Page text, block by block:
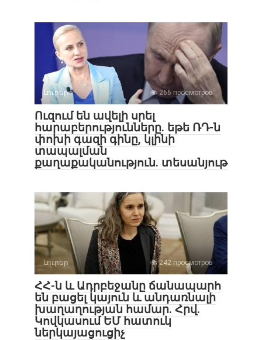
Լուրեր 266 просмотров
Ուզում են ավելի սրել
հարաբերությունները. եթե ՌԴ-ն
փոխի գազի գինը, կլինի
տապալման
քաղաքականություն. տեսանյութ
Լուրեր 242 просмотров
ՀՀ-ն և Ադրբեջանը ճանապարհ
են բացել կայուն և անդառնալի
խաղաղության համար. Հրվ.
Կովկասում ԵՄ հատուկ
ներկայացուցիչ